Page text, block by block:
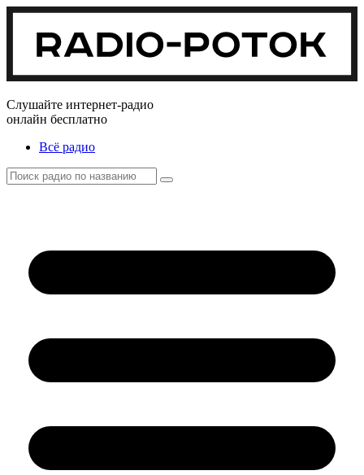
Слушайте интернет-радио
онлайн бесплатно
Всё радио